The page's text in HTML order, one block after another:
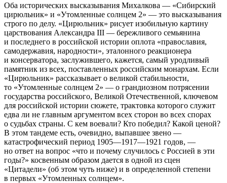
Оба исторических высказывания Михалкова — «Сибирский
цирюльник» и «Утомленные солнцем 2» — это высказывания
строго по делу. «Цирюльник» рисует изобильную картину
царствования Александра III — бережливого семьянина
и последнего в российской истории оплота «православия,
самодержавия, народности», эталонного реакционера
и консерватора, заслужившего, кажется, самый уродливый
памятник из всех, поставленных российским монархам. Если
«Цирюльник» рассказывает о великой стабильности,
то «Утомленные солнцем 2» — о грандиозном потрясении
государства российского, Великой Отечественной, ключевом
для российской истории сюжете, трактовка которого служит
едва ли не главным аргументом всех сторон во всех спорах
о судьбах страны. С кем воевали? Кто победил? Какой ценой?
В этом тандеме есть, очевидно, выпавшее звено —
катастрофический период 1905—1917—1921 годов, —
но ответ на вопрос «что и почему случилось с Россией в эти
годы?» косвенным образом дается в одной из сцен
«Цитадели» (об этом чуть ниже) и в определенной степени
в первых «Утомленных солнцем».